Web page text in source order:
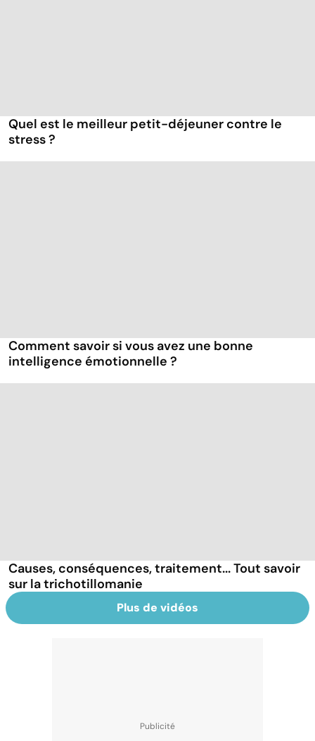
Quel est le meilleur petit-déjeuner contre le
stress ?
Comment savoir si vous avez une bonne
intelligence émotionnelle ?
Causes, conséquences, traitement... Tout savoir
sur la trichotillomanie
Plus de vidéos